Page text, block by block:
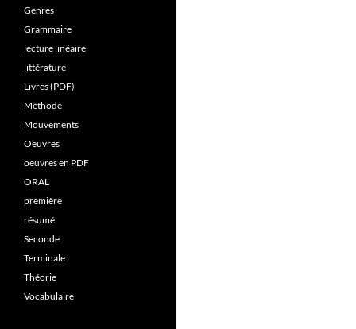
Genres
Grammaire
lecture linéaire
littérature
Livres (PDF)
Méthode
Mouvements
Oeuvres
oeuvres en PDF
ORAL
première
résumé
Seconde
Terminale
Théorie
Vocabulaire